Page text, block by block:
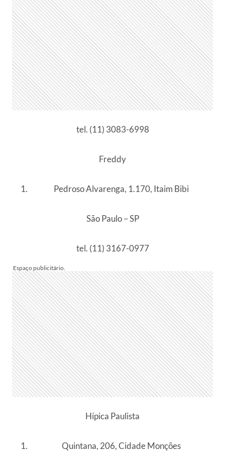
tel. (11) 3083-6998
Freddy
Pedroso Alvarenga, 1.170, Itaim Bibi
São Paulo – SP
tel. (11) 3167-0977
Hípica Paulista
Quintana, 206, Cidade Monções